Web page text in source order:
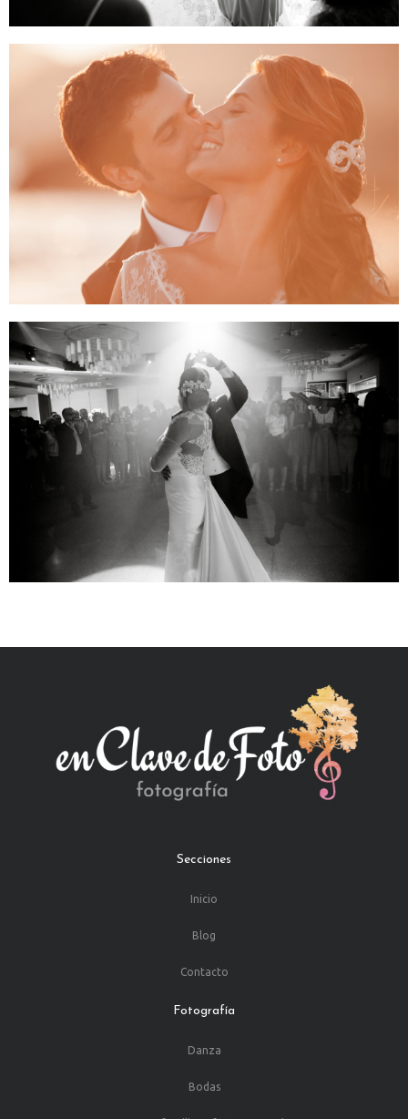
Secciones
Inicio
Blog
Contacto
Fotografía
Danza
Bodas